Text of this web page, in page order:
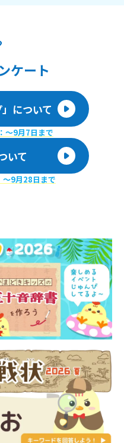
ケート
」について
〜9月7日まで
いて
〜9月28日まで